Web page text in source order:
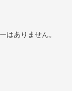
はありません。